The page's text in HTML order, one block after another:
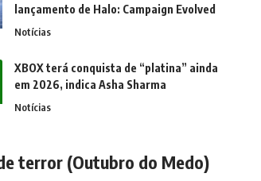
lançamento de Halo: Campaign Evolved
Notícias
XBOX terá conquista de “platina” ainda
em 2026, indica Asha Sharma
Notícias
terror (Outubro do Medo)